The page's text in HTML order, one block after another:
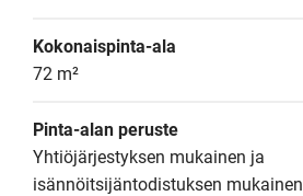
Kokonaispinta-ala
72 m²
Pinta-alan peruste
Yhtiöjärjestyksen mukainen ja
isännöitsijäntodistuksen mukainen